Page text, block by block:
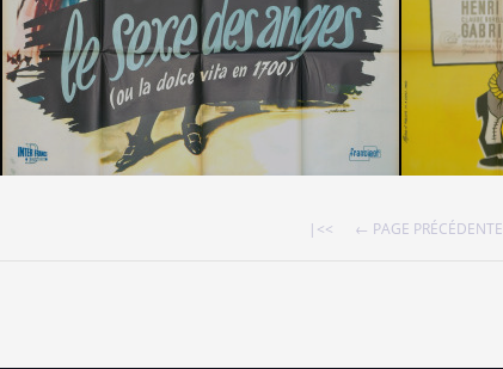
|<< ← PAGE PRÉCÉDENTE